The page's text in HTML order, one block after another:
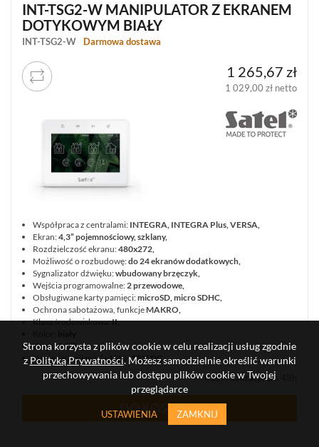
INT-TSG2-W MANIPULATOR Z EKRANEM
DOTYKOWYM BIAŁY
INT-TSG2-W Darmowa dostawa
1 265,67 zł
1 029,00 zł netto
Współpraca z centralami: INTEGRA, INTEGRA Plus, VERSA,
Ekran:4,3” pojemnościowy, szklany,
Rozdzielczość ekranu:480x272,
Możliwość o rozbudowę:do 24 ekranów dodatkowych,
Sygnalizator dźwięku:wbudowany brzęczyk,
Wejścia programowalne:2 przewodowe,
Obsługiwane karty pamięci:microSD, micro SDHC,
Ochrona sabotażowa, funkcjeMAKRO,
Klasa środowiskowa:II,
Waga:0.16kg,
Napięcie zasilania (±15%):12 V DC.
Czas realizacji:Do 48h
DO KOSZYKA
Strona korzysta z plików cookie w celu realizacji usług zgodnie
z Polityką Prywatności. Możesz samodzielnie określić warunki
przechowywania lub dostępu plików cookie w Twojej
przeglądarce
USTAWIENIA ZAMKNIJ